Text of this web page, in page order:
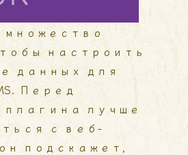
настроить
данных для
Перед
лучше
с веб-
подскажет,